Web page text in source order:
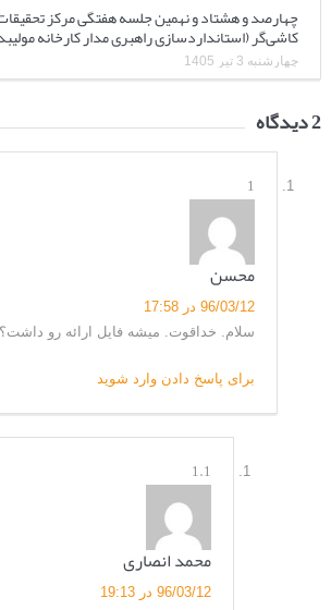
چهارصد و هشتاد و نهمین جلسه هفتگی مرکز
کاشی‌گر (استانداردسازی راهبری مدار کارخانه
چهارشنبه 3 تیر 1405
2 دیدگاه
1
محسن
96/03/12 در 17:58
سلام. خداقوت. میشه فایل ارائه رو داشت؟
برای پاسخ دادن وارد شوید
1.1
محمد انصاری
96/03/12 در 19:13